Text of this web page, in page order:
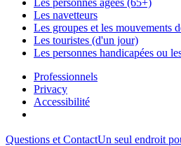
Les personnes âgées (65+)
Les navetteurs
Les groupes et les mouvements
Les touristes (d'un jour)
Les personnes handicapées ou
Professionnels
Privacy
Accessibilité
Questions et ContactUn seul endroit